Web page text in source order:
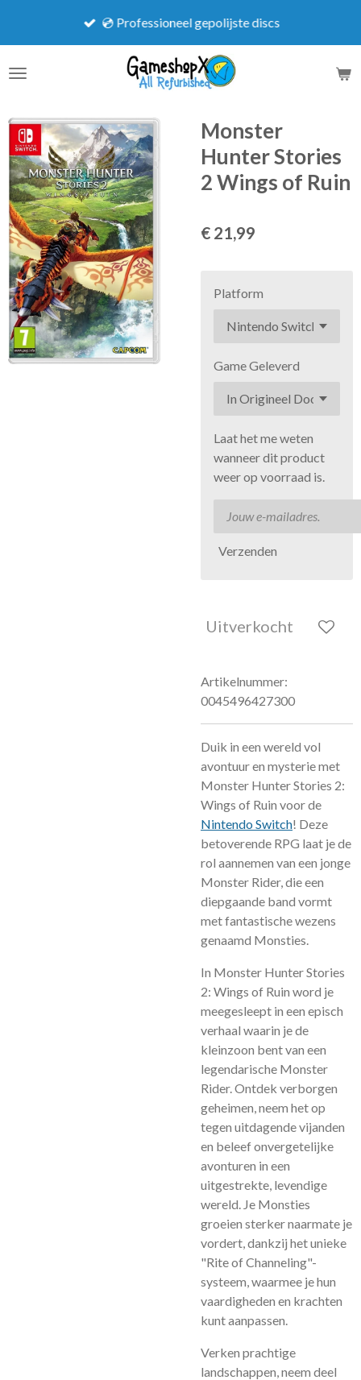
de
💿 Professioneel gepolijste discs
Monster
Hunter Stories
2 Wings of Ruin
€ 21,99
Platform
Game Geleverd
Laat het me weten
wanneer dit product
weer op voorraad is.
Verzenden
Uitverkocht
Artikelnummer:
0045496427300
Duik in een wereld vol
avontuur en mysterie met
Monster Hunter Stories 2:
Wings of Ruin voor de
Nintendo Switch! Deze
betoverende RPG laat je de
rol aannemen van een jonge
Monster Rider, die een
diepgaande band vormt
met fantastische wezens
genaamd Monsties.
In Monster Hunter Stories
2: Wings of Ruin word je
meegesleept in een episch
verhaal waarin je de
kleinzoon bent van een
legendarische Monster
Rider. Ontdek verborgen
geheimen, neem het op
tegen uitdagende vijanden
en beleef onvergetelijke
avonturen in een
uitgestrekte, levendige
wereld. Je Monsties
groeien sterker naarmate je
vordert, dankzij het unieke
"Rite of Channeling"-
systeem, waarmee je hun
vaardigheden en krachten
kunt aanpassen.
Verken prachtige
landschappen, neem deel